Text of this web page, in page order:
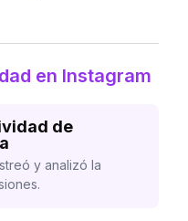
en Instagram
de
y analizó la